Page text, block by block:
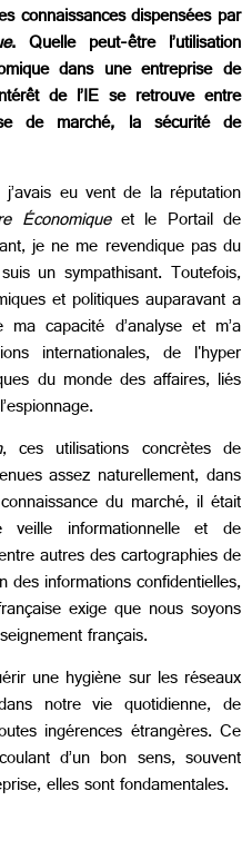
connaissances dispensées par
. Quelle peut-être l’utilisation
dans une entreprise de
de l’IE se retrouve entre
de marché, la sécurité de
j’avais eu vent de la réputation
Économiqueet le Portail de
je ne me revendique pas du
un sympathisant. Toutefois,
et politiques auparavant a
capacité d’analyse et m’a
internationales, de l'hyper
du monde des affaires, liés
, ces utilisations concrètes de
assez naturellement, dans
du marché, il était
veille informationnelle et de
autres des cartographies de
informations confidentielles,
exige que nous soyons
français.
une hygiène sur les réseaux
notre vie quotidienne, de
ingérences étrangères. Ce
d’un bon sens, souvent
elles sont fondamentales.